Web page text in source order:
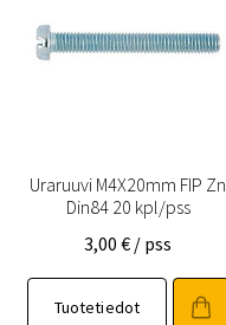
Uraruuvi M4X20mm FIP Zn
Din84 20 kpl/pss
3,00€ / pss
Tuotetiedot